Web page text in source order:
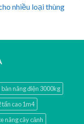
nhiều loại thùng
bàn nâng điện 3000kg
tấn cao 1m4
nâng cây cảnh